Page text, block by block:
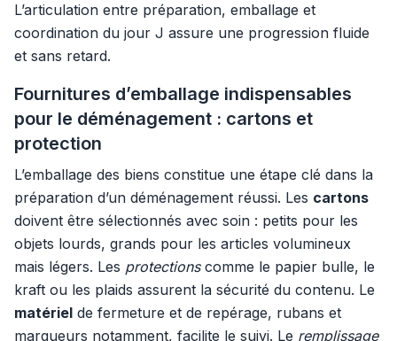
L’articulation entre préparation, emballage et
coordination du jour J assure une progression fluide
et sans retard.
Fournitures d’emballage indispensables
pour le déménagement : cartons et
protection
L’emballage des biens constitue une étape clé dans la
préparation d’un déménagement réussi. Les cartons
doivent être sélectionnés avec soin : petits pour les
objets lourds, grands pour les articles volumineux
mais légers. Les protectionscomme le papier bulle, le
kraft ou les plaids assurent la sécurité du contenu. Le
matériel de fermeture et de repérage, rubans et
marqueurs notamment, facilite le suivi. Le remplissage